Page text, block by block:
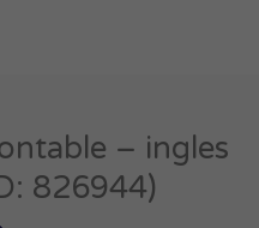
– ingles
826944)